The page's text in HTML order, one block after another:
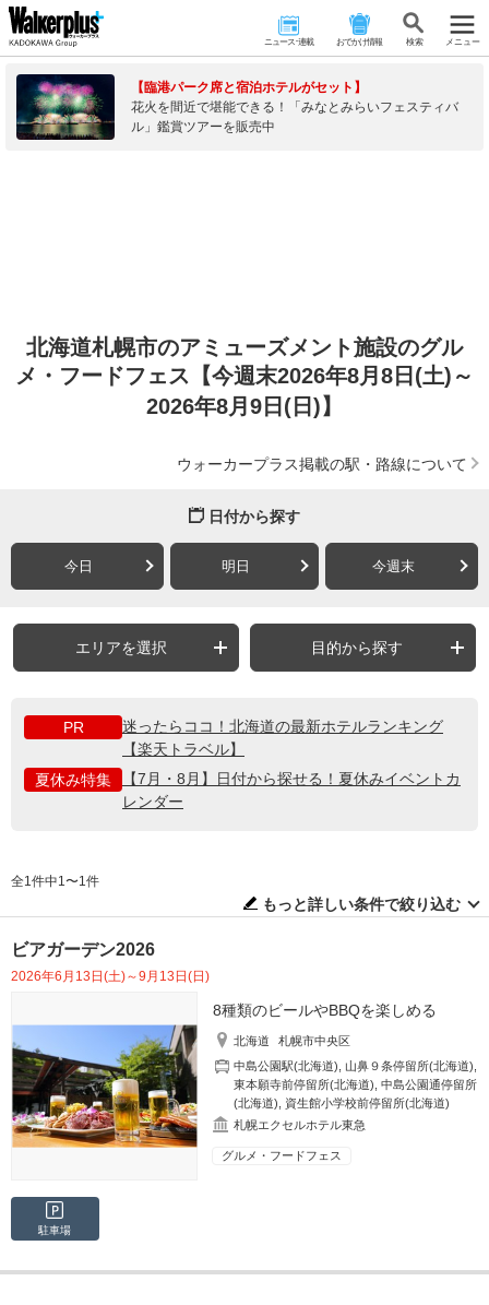
ニュース･連載 おでかけ情報 検 索 メニュー
【臨港パーク席と宿泊ホテルがセット】
花火を間近で堪能できる！「みなとみらいフェスティバ
ル」鑑賞ツアーを販売中
北海道札幌市のアミューズメント施設のグル
メ・フードフェス【今週末2026年8月8日(土)～
2026年8月9日(日)】
ウォーカープラス掲載の駅・路線について
日付から探す
今日 明日 今週末
エリアを選択 目的から探す
PR
迷ったらココ！北海道の最新ホテルランキング
【楽天トラベル】
夏休み特集
【7月・8月】日付から探せる！夏休みイベントカ
レンダー
全1件中1〜1件
もっと詳しい条件で絞り込む
ビアガーデン2026
2026年6月13日(土)～9月13日(日)
8種類のビールやBBQを楽しめる
北海道
札幌市中央区
中島公園駅(北海道)
山鼻９条停留所(北海道)
東本願寺前停留所(北海道) ,中島公園通停留所
(北海道)
資生館小学校前停留所(北海道)
札幌エクセルホテル東急
グルメ・フードフェス
駐車場